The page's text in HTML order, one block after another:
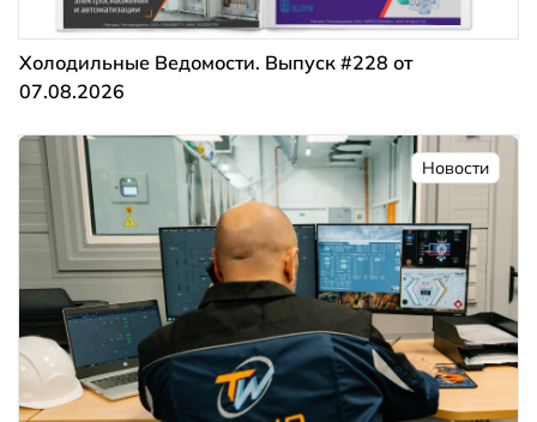
Холодильные Ведомости. Выпуск #228 от
07.08.2026
Новости